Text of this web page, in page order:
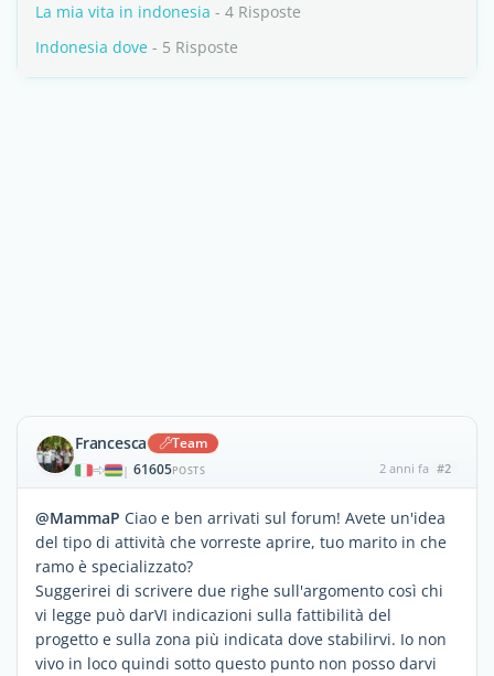
La mia vita in indonesia - 4 Risposte
Indonesia dove - 5 Risposte
Francesca Team
| 61605POSTS 2 anni fa #2
@MammaP Ciao e ben arrivati sul forum! Avete un'idea
del tipo di attività che vorreste aprire, tuo marito in che
ramo è specializzato?
Suggerirei di scrivere due righe sull'argomento così chi
vi legge può darVI indicazioni sulla fattibilità del
progetto e sulla zona più indicata dove stabilirvi. Io non
vivo in loco quindi sotto questo punto non posso darvi